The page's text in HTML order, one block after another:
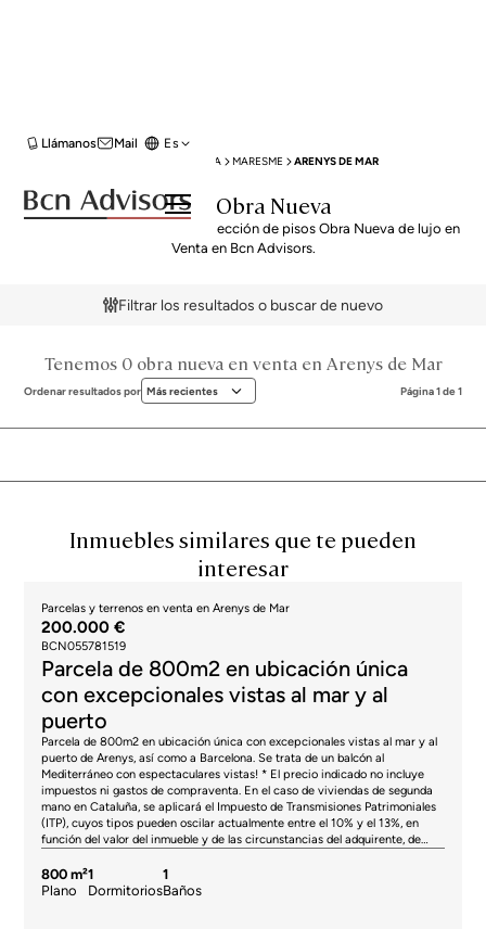
Mail
Llámanos Es
VENTA OBRA NUEVA MARESME ARENYS DE MAR
Venta Obra Nueva
Descubre nuestra exclusiva selección de pisos Obra Nueva de lujo en
Venta en Bcn Advisors.
Filtrar los resultados o buscar de nuevo
Tenemos 0 obra nueva en venta en Arenys de Mar
Ordenar resultados por Más recientes Página 1 de 1
Inmuebles similares que te pueden
interesar
Parcelas y terrenos en venta en Arenys de Mar
200.000 €
BCN055781519
Parcela de 800m2 en ubicación única
con excepcionales vistas al mar y al
puerto
Parcela de 800m2 en ubicación única con excepcionales vistas al mar y al
puerto de Arenys, así como a Barcelona. Se trata de un balcón al
Mediterráneo con espectaculares vistas! * El precio indicado no incluye
impuestos ni gastos de compraventa. En el caso de viviendas de segunda
mano en Cataluña, se aplicará el Impuesto de Transmisiones Patrimoniales
(ITP), cuyos tipos pueden oscilar actualmente entre el 10% y el 13%, en
función del valor del inmueble y de las circunstancias del adquirente, de
aplicables son del 10% para valores hasta 600.000 €, del 11% entre
600.000 € y 900.000 €, del 12% entre 900.000 € y 1.500.000 € y del 13%
800 m²
Plano
1
Dormitorios
1
Baños